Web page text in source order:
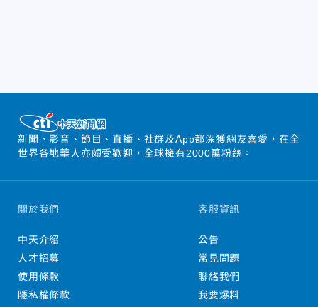
新聞、影音、節目、直播、社群及App都深獲網友喜愛，在全
世界各地華人亦頗受歡迎，全球擁有2000萬粉絲。
關於我們
中天介紹
人才招募
使用條款
隱私權條款
客服資訊
公告
常見問題
聯絡我們
我要爆料